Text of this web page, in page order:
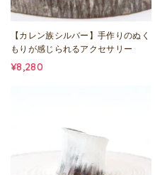
【カレン族シルバー】手作りのぬく
もりが感じられるアクセサリー
¥8,280